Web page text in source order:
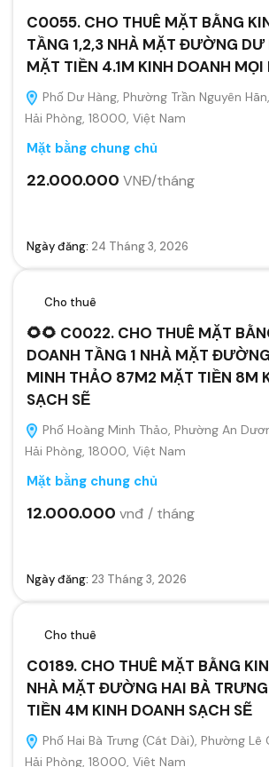
C0055. CHO THUÊ MẶT BẰNG
TẦNG 1,2,3 NHÀ MẶT ĐƯỜNG
MẶT TIỀN 4.1M KINH DOANH MỌI
Phố Dư Hàng, Phường Trần Nguyên
Hải Phòng, 18000, Việt Nam
Mặt bằng chung chủ
22.000.000 VNĐ/tháng
Ngày đăng: 24 Tháng 3, 2026
Cho thuê
🌻🌻 C0022. CHO THUÊ MẶT
DOANH TẦNG 1 NHÀ MẶT
MINH THẢO 87M2 MẶT TIỀN 8M
SẠCH SẼ
Phố Hoàng Minh Thảo, Phường An
Hải Phòng, 18000, Việt Nam
Mặt bằng chung chủ
12.000.000 vnđ / tháng
Ngày đăng: 23 Tháng 3, 2026
Cho thuê
C0189. CHO THUÊ MẶT BẰNG
NHÀ MẶT ĐƯỜNG HAI BÀ
TIỀN 4M KINH DOANH SẠCH SẼ
Phố Hai Bà Trưng (Cát Dài), Phường Lê
Hải Phòng, 18000, Việt Nam